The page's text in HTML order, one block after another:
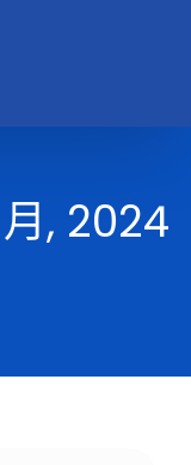
, 2024